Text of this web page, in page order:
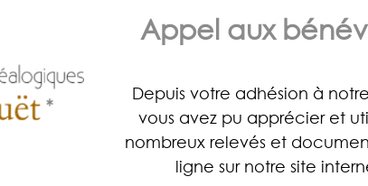
Appel aux
Depuis votre adhésion à
vous avez pu apprécier et
nombreux relevés et
ligne sur notre site